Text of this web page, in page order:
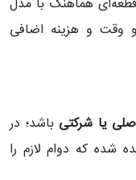
وقت و هزینه اضافی
یا شرکتی باشد؛ در
شده که دوام لازم را